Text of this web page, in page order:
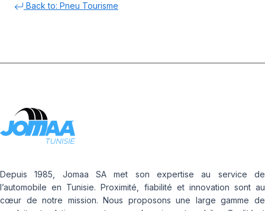
Back to: Pneu Tourisme
Depuis 1985, Jomaa SA met son expertise au service de
l’automobile en Tunisie. Proximité, fiabilité et innovation sont au
cœur de notre mission. Nous proposons une large gamme de